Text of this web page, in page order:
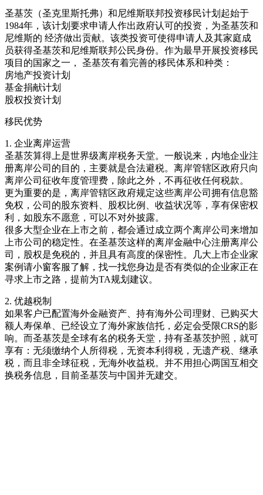
圣基茨（圣克里斯托弗）和尼维斯联邦投资移民计划起始于
1984年，该计划要求申请人作出政府认可的投资，为圣基茨和
尼维斯的 经济做出贡献。该类投资可使得申请人及其家庭成
员获得圣基茨和尼维斯联邦公民身份。作为最早开展投资移民
项目的国家之一， 圣基茨有着完善的移民体系和种类：
房地产投资计划
基金捐献计划
股权投资计划
移民优势
1. 企业离岸运营
圣基茨算得上是世界级离岸税务天堂。一般说来，内地企业注
册离岸公司的目的，主要就是合法避税。离岸管辖区政府只向
离岸公司征收年度管理费，除此之外，不再征收任何税款。
更为重要的是，离岸管辖区政府规定这些离岸公司拥有信息豁
免权，公司的股东资料、股权比例、收益状况等，享有保密权
利，如股东不愿意，可以不对外披露。
很多大型企业在上市之前，都会通过成立两个离岸公司来增加
上市公司的稳定性。在圣基茨这样的离岸金融中心注册离岸公
司，股权是免税的，并且具有高度的保密性。几大上市企业家
案例请小窗客服了解，找一找您身边是否有类似的企业家正在
寻求上市之路，提前为TA规划建议。
2. 优越税制
如果客户已配置海外金融资产、持有海外公司理财、已购买大
额人寿保单、已经设立了海外家族信托，必定会受限CRS的影
响。而圣基茨是全球有名的税务天堂，持有圣基茨护照，就可
享有：无须缴纳个人所得税，无资本利得税，无遗产税、继承
税，而且非全球征税，无海外收益税。并不用担心两国互相交
换税务信息，目前圣基茨与中国并无建交。